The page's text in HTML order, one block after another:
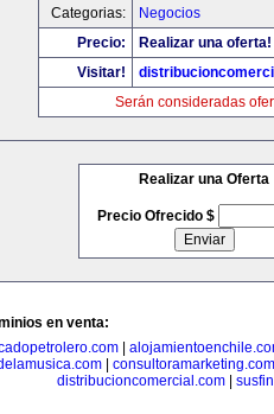
Categorias:
Negocios
Precio:
Realizar una oferta!
Visitar!
Serán consideradas
Realizar una Oferta
Precio Ofrecido $
en venta:
|
consultoramarketing.com
distribucioncomercial.com